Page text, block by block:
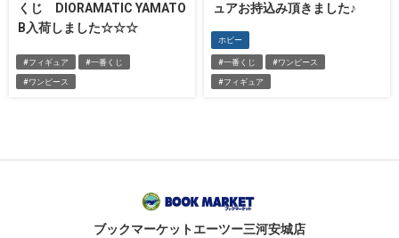
くじ DIORAMATIC YAMATO
B入荷しました☆☆☆
#フィギュア #一番くじ
#ワンピース
ュアお持込み頂きました♪
ホビー
#一番くじ #ワンピース
#フィギュア
ブックマーケットエーツー三河安城店